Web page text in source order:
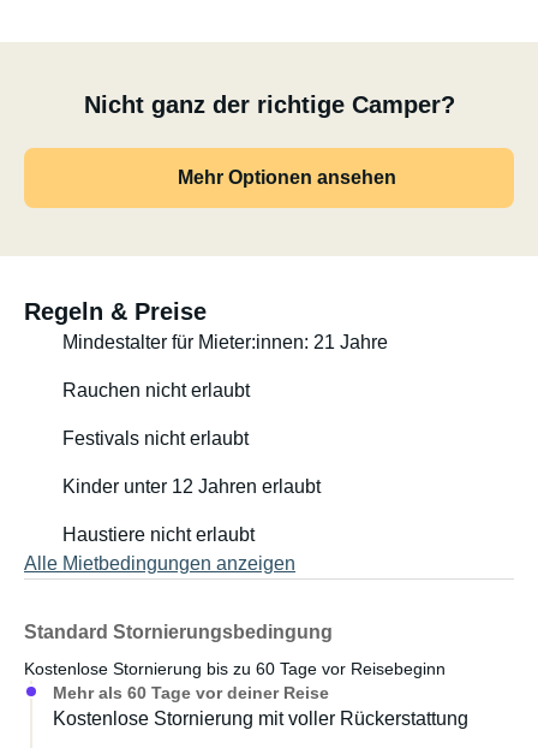
Nicht ganz der richtige Camper?
Mehr Optionen ansehen
Regeln & Preise
Mindestalter für Mieter:innen: 21 Jahre
Rauchen nicht erlaubt
Festivals nicht erlaubt
Kinder unter 12 Jahren erlaubt
Haustiere nicht erlaubt
Alle Mietbedingungen anzeigen
Standard Stornierungsbedingung
Kostenlose Stornierung bis zu 60 Tage vor Reisebeginn
Mehr als 60 Tage vor deiner Reise
Kostenlose Stornierung mit voller Rückerstattung